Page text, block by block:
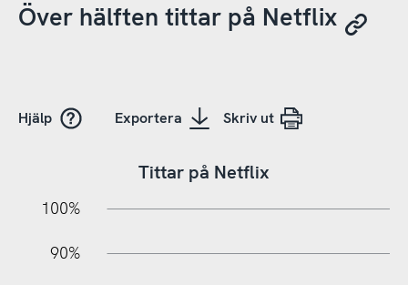
Över hälften tittar på Netflix
Hjälp Exportera Skriv ut
Tittar på Netflix
100%
90%